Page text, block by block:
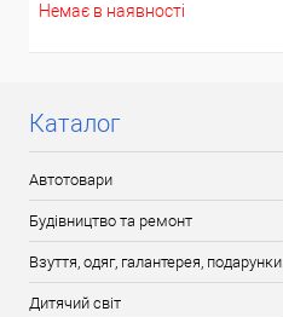
Немає в наявності
Каталог
Автотовари
Будівництво та ремонт
Взуття, одяг, галантерея, подарунки
Дитячий світ